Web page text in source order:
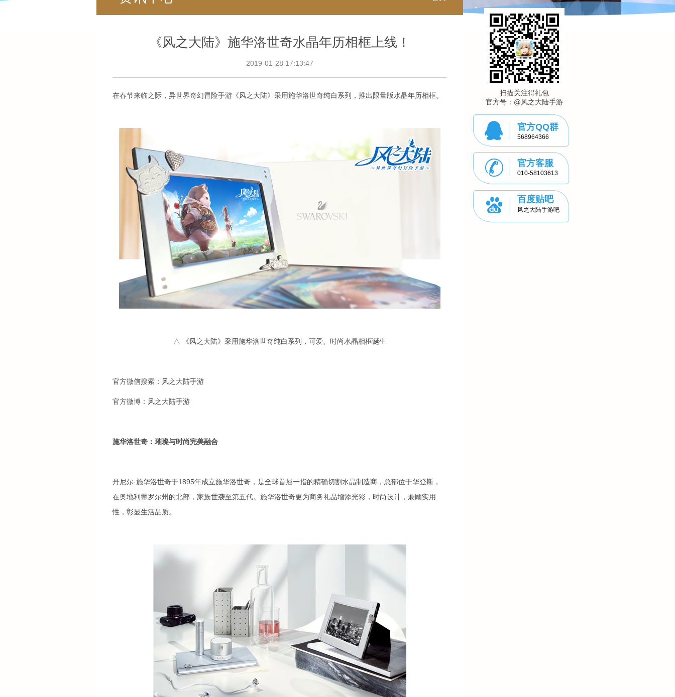
《风之大陆》施华洛世奇水晶年历相框上线！
2019-01-28 17:13:47
在春节来临之际，异世界奇幻冒险手游《风之大陆》采用施华洛世奇纯白系列，推出限量版水晶年历相框。
△ 《风之大陆》采用施华洛世奇纯白系列，可爱、时尚水晶相框诞生
官方微信搜索：风之大陆手游
官方微博：风之大陆手游
施华洛世奇：璀璨与时尚完美融合
丹尼尔·施华洛世奇于1895年成立施华洛世奇，是全球首屈一指的精确切割水晶制造商，总部位于华登斯，
在奥地利蒂罗尔州的北部，家族世袭至第五代。施华洛世奇更为商务礼品增添光彩，时尚设计，兼顾实用
性，彰显生活品质。
扫描关注得礼包
官方号：@风之大陆手游
官方QQ群
568964366
官方客服
010-58103613
百度贴吧
风之大陆手游吧